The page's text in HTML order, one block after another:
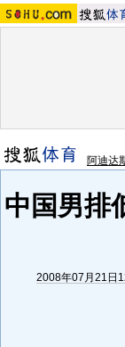
阿迪达
中国男排
2008年07月21日